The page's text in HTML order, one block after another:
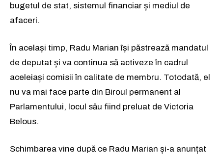
bugetul de stat, sistemul financiar și mediul de
afaceri.
În același timp, Radu Marian își păstrează mandatul
de deputat și va continua să activeze în cadrul
aceleiași comisii în calitate de membru. Totodată, el
nu va mai face parte din Biroul permanent al
Parlamentului, locul său fiind preluat de Victoria
Belous.
Schimbarea vine după ce Radu Marian și-a anunțat